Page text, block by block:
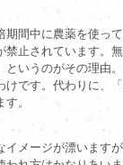
期間中に農薬を使っ
止されています。
いうのがその理由
です。代わりに、
。
イメージが漂います